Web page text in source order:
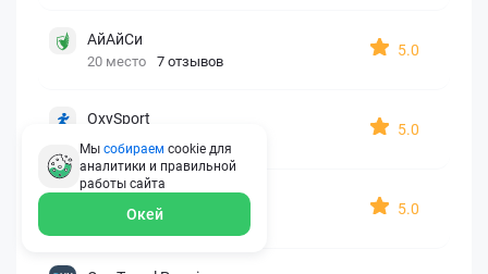
АйАйСи
20 место 7 отзывов
5.0
OxySport
21 место 6 отзывов
5.0
ERGO AXA
22 место 2 отзыва
5.0
Мы собираем cookie для
аналитики и правильной
работы сайта
Окей